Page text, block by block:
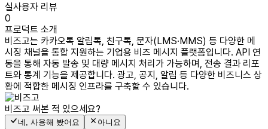
실사용자 리뷰
0
프로덕트 소개
비즈고는 카카오톡 알림톡, 친구톡, 문자(LMS·MMS) 등 다양한 메
시징 채널을 통합 지원하는 기업용 비즈 메시지 플랫폼입니다. API 연
동을 통해 자동 발송 및 대량 메시지 처리가 가능하며, 전송 결과 리포
트와 통계 기능을 제공합니다. 광고, 공지, 알림 등 다양한 비즈니스 상
황에 적합한 메시징 인프라를 구축할 수 있습니다.
비즈고 써본 적 있으세요?
네, 사용해 봤어요 아니요